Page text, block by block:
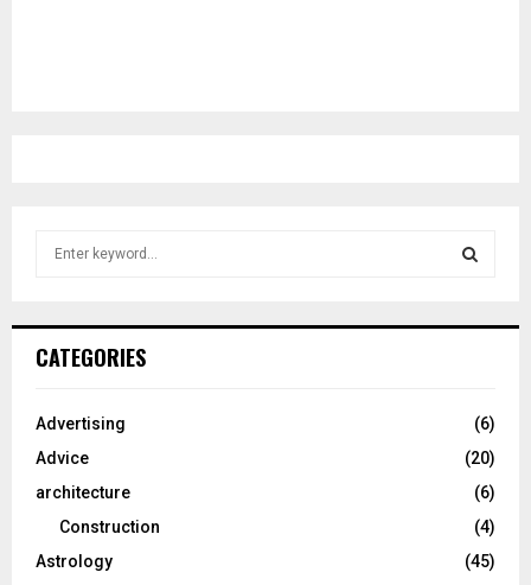
h
o
:
CATEGORIES
Advertising
(6)
Advice
(20)
architecture
(6)
Construction
(4)
Astrology
(45)